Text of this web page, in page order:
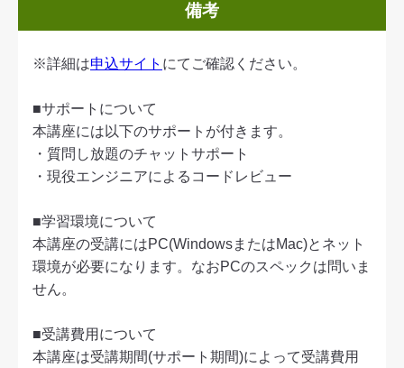
備考
※詳細は申込サイト にてご確認ください。
■サポートについて
本講座には以下のサポートが付きます。
・質問し放題のチャットサポート
・現役エンジニアによるコードレビュー
■学習環境について
本講座の受講にはPC(WindowsまたはMac)とネット
環境が必要になります。なおPCのスペックは問いま
せん。
■受講費用について
本講座は受講期間(サポート期間)によって受講費用